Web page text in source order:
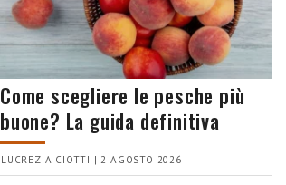
Come scegliere le pesche più
buone? La guida definitiva
LUCREZIA CIOTTI | 2 AGOSTO 2026